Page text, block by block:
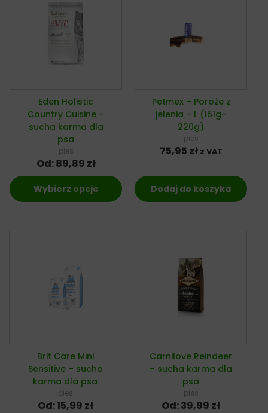
Eden Holistic
Country Cuisine –
sucha karma dla
psa
pies
Od:89,89 zł
Wybierz opcje
Petmex – Poroże z
jelenia – L (151g-
220g)
pies
75,95 zł z VAT
Dodaj do koszyka
Brit Care Mini
Sensitive – sucha
karma dla psa
pies
Od:15,99 zł
Carnilove Reindeer
– sucha karma dla
psa
pies
Od:39,99 zł